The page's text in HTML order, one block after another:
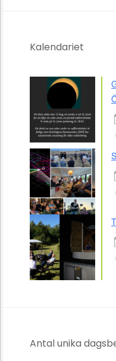
Kalendariet
Antal unika